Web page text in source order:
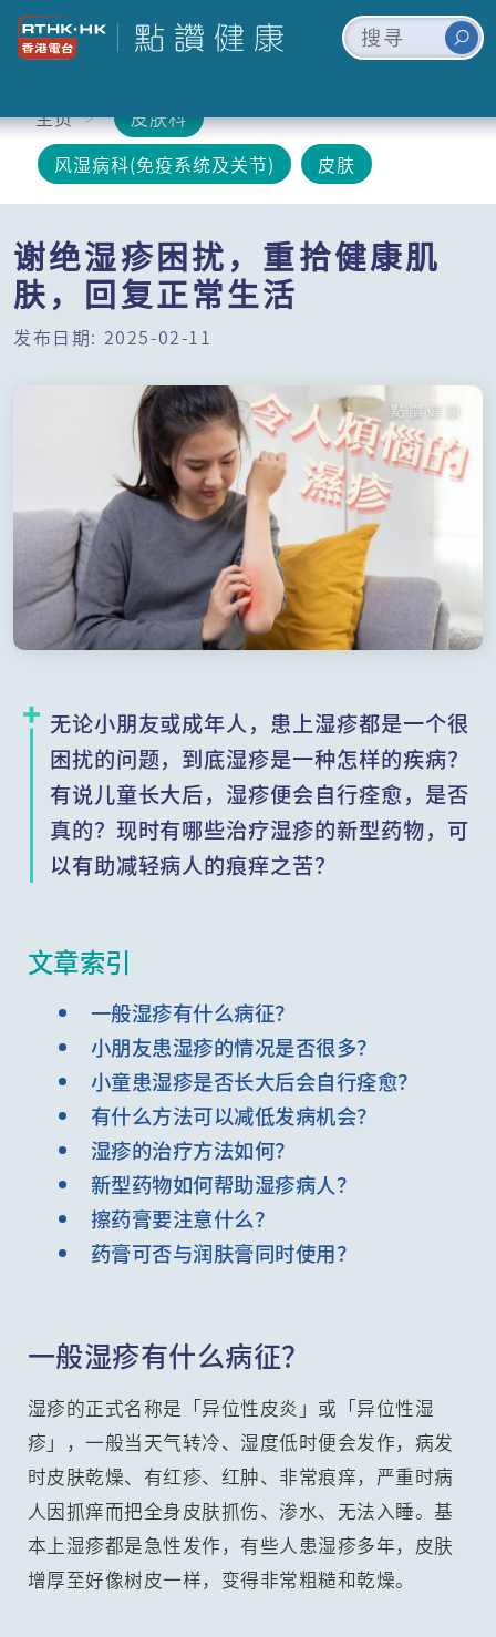
主页
皮肤科
风湿病科(免疫系统及关节)
皮肤
谢绝湿疹困扰，重拾健康肌
肤，回复正常生活
发布日期: 2025-02-11
无论小朋友或成年人，患上湿疹都是一个很
困扰的问题，到底湿疹是一种怎样的疾病？
有说儿童长大后，湿疹便会自行痊愈，是否
真的？现时有哪些治疗湿疹的新型药物，可
以有助减轻病人的痕痒之苦？
文章索引
一般湿疹有什么病征？
小朋友患湿疹的情况是否很多？
小童患湿疹是否长大后会自行痊愈？
有什么方法可以减低发病机会？
湿疹的治疗方法如何？
新型药物如何帮助湿疹病人？
擦药膏要注意什么？
药膏可否与润肤膏同时使用？
一般湿疹有什么病征？
湿疹的正式名称是「异位性皮炎」或「异位性湿
疹」，一般当天气转冷、湿度低时便会发作，病发
时皮肤乾燥、有红疹、红肿、非常痕痒，严重时病
人因抓痒而把全身皮肤抓伤、渗水、无法入睡。基
本上湿疹都是急性发作，有些人患湿疹多年，皮肤
增厚至好像树皮一样，变得非常粗糙和乾燥。